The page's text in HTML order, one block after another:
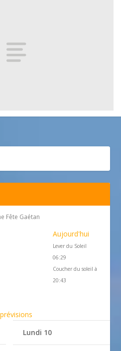
Fête Gaétan
Aujourd'hui
Lever du Soleil
06:29
Coucher du soleil à
20:43
Lundi 10